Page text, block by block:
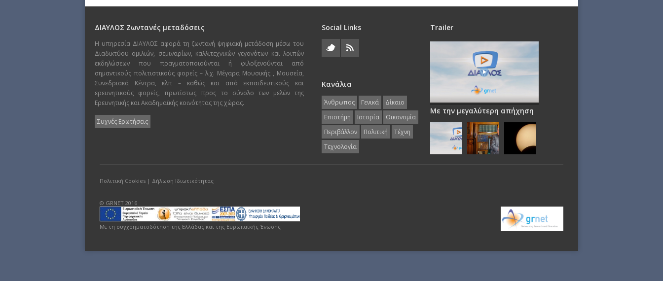
ΔΙΑΥΛΟΣ Ζωντανές μεταδόσεις
Η υπηρεσία ΔΙΑΥΛΟΣ αφορά τη ζωντανή ψηφιακή μετάδοση μέσω του
Διαδικτύου ομιλιών, σεμιναρίων, καλλιτεχνικών γεγονότων και λοιπών
εκδηλώσεων που πραγματοποιούνται ή φιλοξενούνται από
σημαντικούς πολιτιστικούς φορείς – λ.χ. Μέγαρα Μουσικής , Μουσεία,
Συνεδριακά Κέντρα, κλπ – καθώς και από εκπαιδευτικούς και
ερευνητικούς φορείς, πρωτίστως προς το σύνολο των μελών της
Ερευνητικής και Ακαδημαϊκής κοινότητας της χώρας.
Συχνές Ερωτήσεις
Social Links
Κανάλια
Άνθρωπος Γενικά
Δίκαιο
Επιστήμη
Ιστορία
Οικονομία
Περιβάλλον
Πολιτική
Τέχνη
Τεχνολογία
Trailer
Με την μεγαλύτερη απήχηση
Πολιτική Cookies | Δήλωση Ιδιωτικότητας
© GRNET 2016
Με τη συγχρηματοδότηση της Ελλάδας και της Ευρωπαϊκής Ένωσης